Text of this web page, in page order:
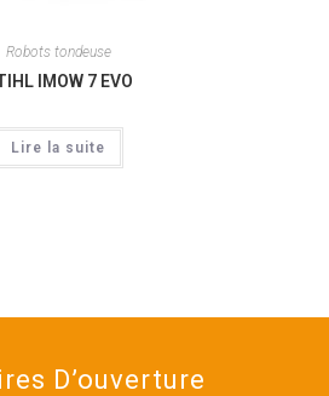
Robots tondeuse
IMOW 7 EVO
Lire la suite
D’ouverture